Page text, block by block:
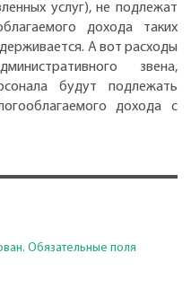
услуг), не подлежат
дохода таких
А вот расходы
звена,
будут подлежать
дохода с
Обязательные поля